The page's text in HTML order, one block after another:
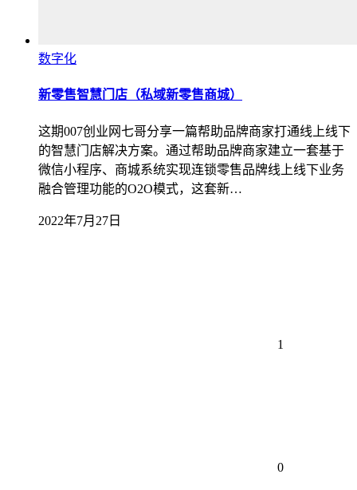
数字化
新零售智慧门店（​私域新零售商城）
这期007创业网七哥分享一篇帮助品牌商家打通线上线下
的智慧门店解决方案。通过帮助品牌商家建立一套基于
微信小程序、商城系统实现连锁零售品牌线上线下业务
融合管理功能的O2O模式，这套新…
2022年7月27日
1
0